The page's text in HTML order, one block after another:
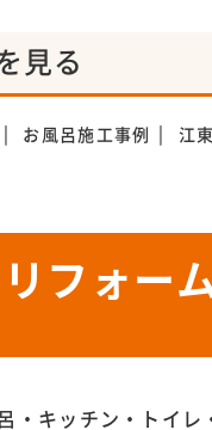
見る
お風呂施工事例 江
リフォー
・キッチン・トイ